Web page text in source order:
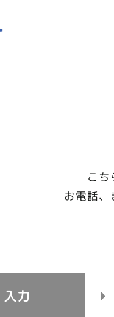
こち
お電話、
入力